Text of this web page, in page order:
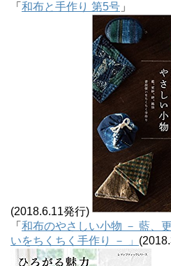
「 和布と手作り 第5号 」
(2018.6.11発行)
「 和布のやさしい小物 － 藍
いをちくちく手作り － 」